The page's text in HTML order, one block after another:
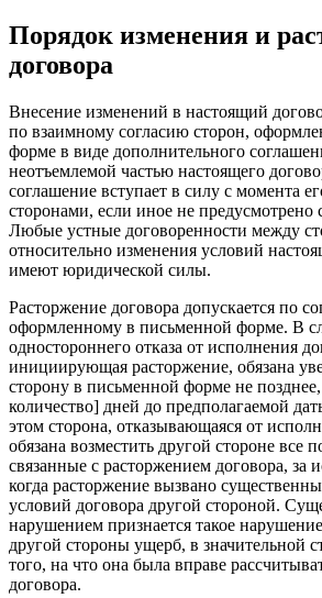
Порядок изменения и
договора
Внесение изменений в настоящий
по взаимному согласию сторон,
форме в виде дополнительного
неотъемлемой частью настоящего
соглашение вступает в силу с момента
сторонами, если иное не
Любые устные договоренности между
относительно изменения условий
имеют юридической силы.
Расторжение договора допускается по
оформленному в письменной форме. В
одностороннего отказа от исполнения
инициирующая расторжение, обязана
сторону в письменной форме не позднее,
количество] дней до предполагаемой
этом сторона, отказывающаяся от
обязана возместить другой стороне все
связанные с расторжением договора, за
когда расторжение вызвано
условий договора другой стороной.
нарушением признается такое
другой стороны ущерб, в значительной
того, на что она была вправе
договора.